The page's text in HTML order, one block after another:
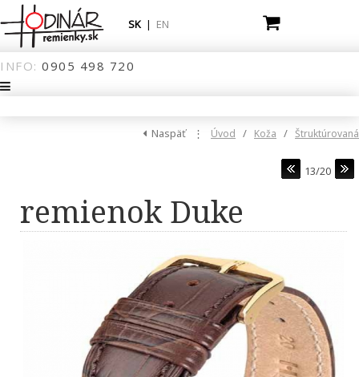
INFO: 0905 498 720
SK | EN
Naspäť ⋮ Úvod / Koža / Štruktúrovaná
13/20
remienok Duke